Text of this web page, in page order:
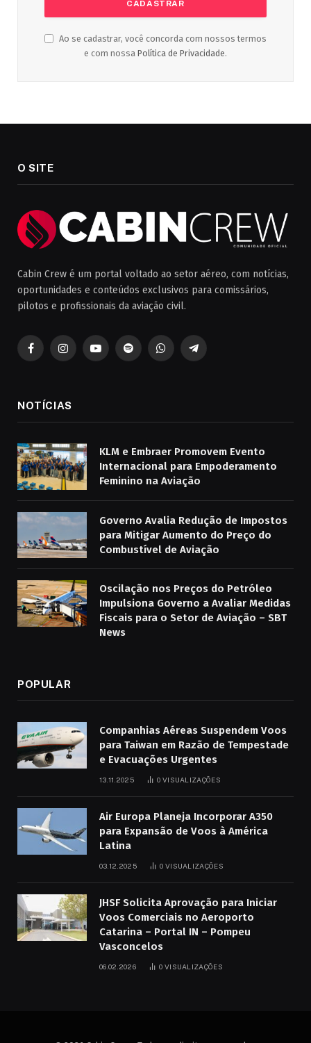
Ao se cadastrar, você concorda com nossos termos
e com nossa Política de Privacidade.
O SITE
Cabin Crew é um portal voltado ao setor aéreo, com notícias,
oportunidades e conteúdos exclusivos para comissários,
pilotos e profissionais da aviação civil.
FacebookInstagramYouTubeSpotifyWhatsAppTelegrama
NOTÍCIAS
KLM e Embraer Promovem Evento
Internacional para Empoderamento
Feminino na Aviação
Governo Avalia Redução de Impostos
para Mitigar Aumento do Preço do
Combustível de Aviação
Oscilação nos Preços do Petróleo
Impulsiona Governo a Avaliar Medidas
Fiscais para o Setor de Aviação – SBT
News
POPULAR
Companhias Aéreas Suspendem Voos
para Taiwan em Razão de Tempestade
e Evacuações Urgentes
13.11.2025 0 VISUALIZAÇÕES
Air Europa Planeja Incorporar A350
para Expansão de Voos à América
Latina
03.12.2025 0 VISUALIZAÇÕES
JHSF Solicita Aprovação para Iniciar
Voos Comerciais no Aeroporto
Catarina – Portal IN – Pompeu
Vasconcelos
06.02.2026 0 VISUALIZAÇÕES